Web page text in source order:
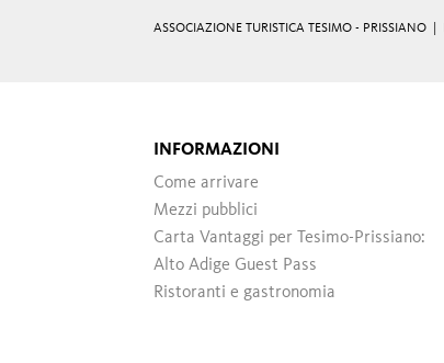
ASSOCIAZIONE TURISTICA TESIMO - PRISSIANO |
INFORMAZIONI
Come arrivare
Mezzi pubblici
Carta Vantaggi per Tesimo-Prissiano:
Alto Adige Guest Pass
Ristoranti e gastronomia